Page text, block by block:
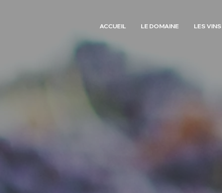
ACCUEIL LE DOMAINE LES VINS